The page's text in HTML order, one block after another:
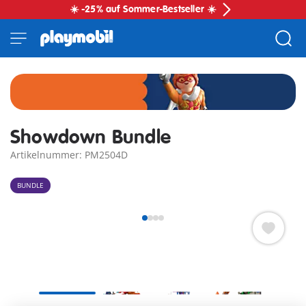
☀️ -25% auf Sommer-Bestseller ☀️
Showdown Bundle
Artikelnummer: PM2504D
BUNDLE